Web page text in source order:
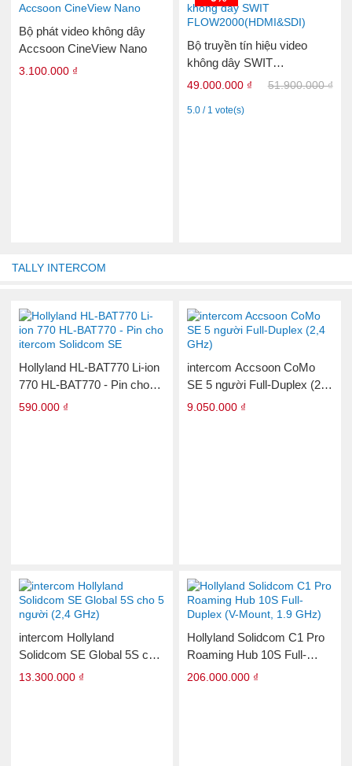
Bộ phát video không dây
Accsoon CineView Nano
3.100.000 ₫
Bộ truyền tín hiệu video
không dây SWIT
FLOW2000(HDMI&SDI)
49.000.000 ₫ 51.900.000 ₫
5.0 / 1 vote(s)
TALLY INTERCOM
Hollyland HL-BAT770 Li-ion
770 HL-BAT770 - Pin cho
itercom Solidcom SE
590.000 ₫
intercom Accsoon CoMo
SE 5 người Full-Duplex (2,4
GHz)
9.050.000 ₫
intercom Hollyland
Solidcom SE Global 5S cho
5 người (2,4 GHz)
13.300.000 ₫
Hollyland Solidcom C1 Pro
Roaming Hub 10S Full-
Duplex (V-Mount, 1.9 GHz)
206.000.000 ₫